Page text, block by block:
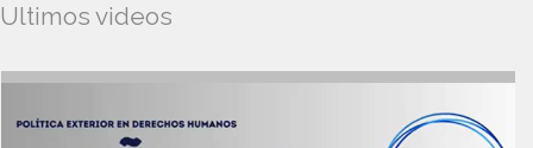
Ultimos videos